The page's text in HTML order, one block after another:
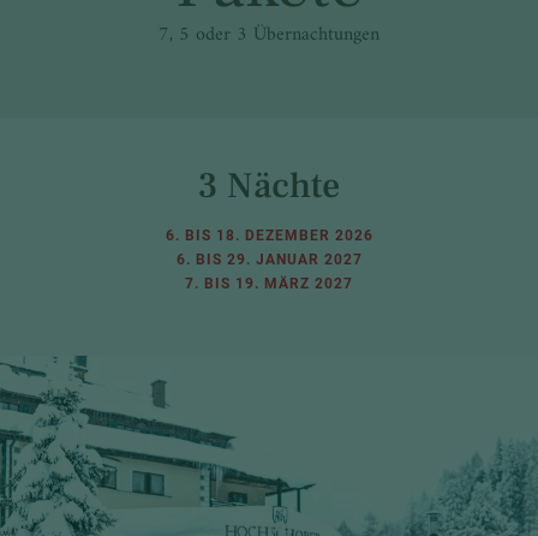
7, 5 oder 3 Übernachtungen
3 Nächte
6. BIS 18. DEZEMBER 2026
6. BIS 29. JANUAR 2027
7. BIS 19. MÄRZ 2027